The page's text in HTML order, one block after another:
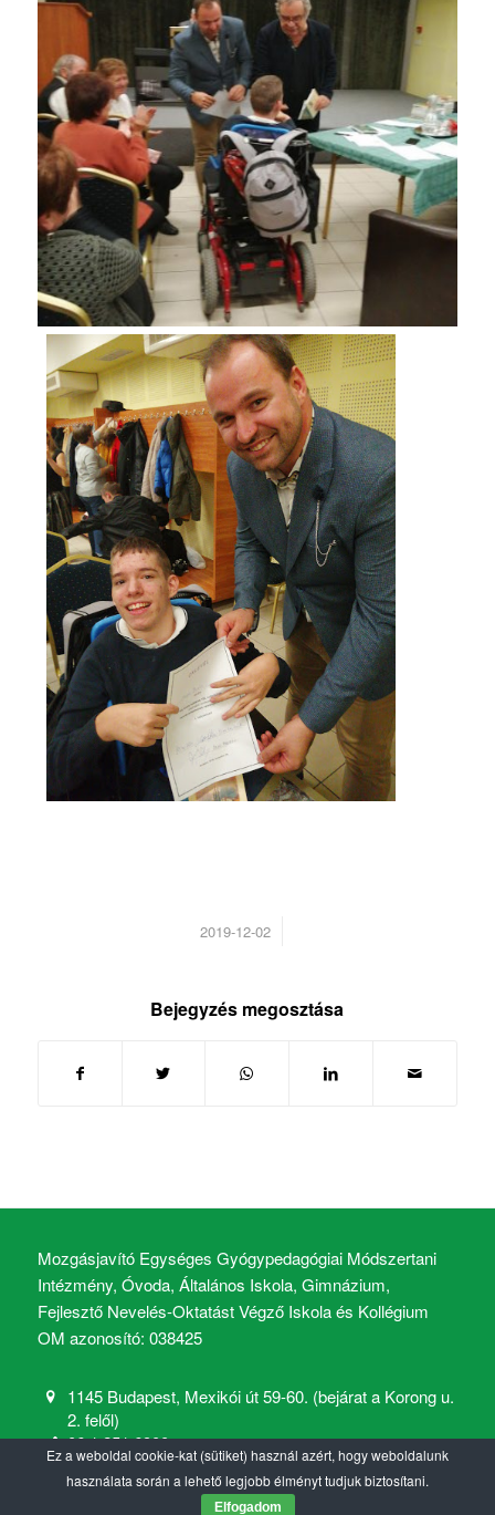
2019-12-02
/
Bejegyzés megosztása
Mozgásjavító Egységes Gyógypedagógiai Módszertani
Intézmény, Óvoda, Általános Iskola, Gimnázium,
Fejlesztő Nevelés-Oktatást Végző Iskola és Kollégium
OM azonosító: 038425
1145 Budapest, Mexikói út 59-60. (bejárat a Korong u.
2. felől)
06 1 251 6900
mozgasjavito@mozgasjavito.com
Ez a weboldal cookie-kat (sütiket) használ azért, hogy weboldalunk
használata során a lehető legjobb élményt tudjuk biztosítani.
Elfogadom